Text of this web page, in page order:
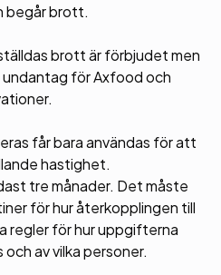
begår brott.
brott är förbjudet men
för Axfood och
får bara användas för att
hastighet.
tre månader. Det måste
för hur återkopplingen till
regler för hur uppgifterna
av vilka personer.